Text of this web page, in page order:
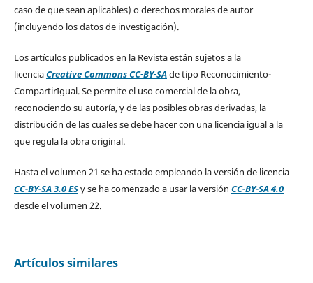
caso de que sean aplicables) o derechos morales de autor
(incluyendo los datos de investigación).
Los artículos publicados en la Revista están sujetos a la
licenciaCreative Commons CC-BY-SAde tipo Reconocimiento-
CompartirIgual. Se permite el uso comercial de la obra,
reconociendo su autoría, y de las posibles obras derivadas, la
distribución de las cuales se debe hacer con una licencia igual a la
que regula la obra original.
Hasta el volumen 21 se ha estado empleando la versión de licencia
CC-BY-SA 3.0 ESy se ha comenzado a usar la versión CC-BY-SA 4.0
desde el volumen 22.
Artículos similares